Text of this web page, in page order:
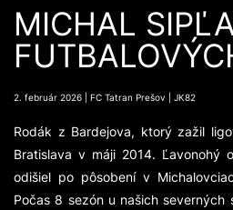
MICHAL
2. február 2026 | FC Tatran Prešov | JK82
Rodák z Bardejova, ktorý zažil
Bratislava v máji 2014. Ľavonohý
odišiel po pôsobení v
Počas 8 sezón u našich severných